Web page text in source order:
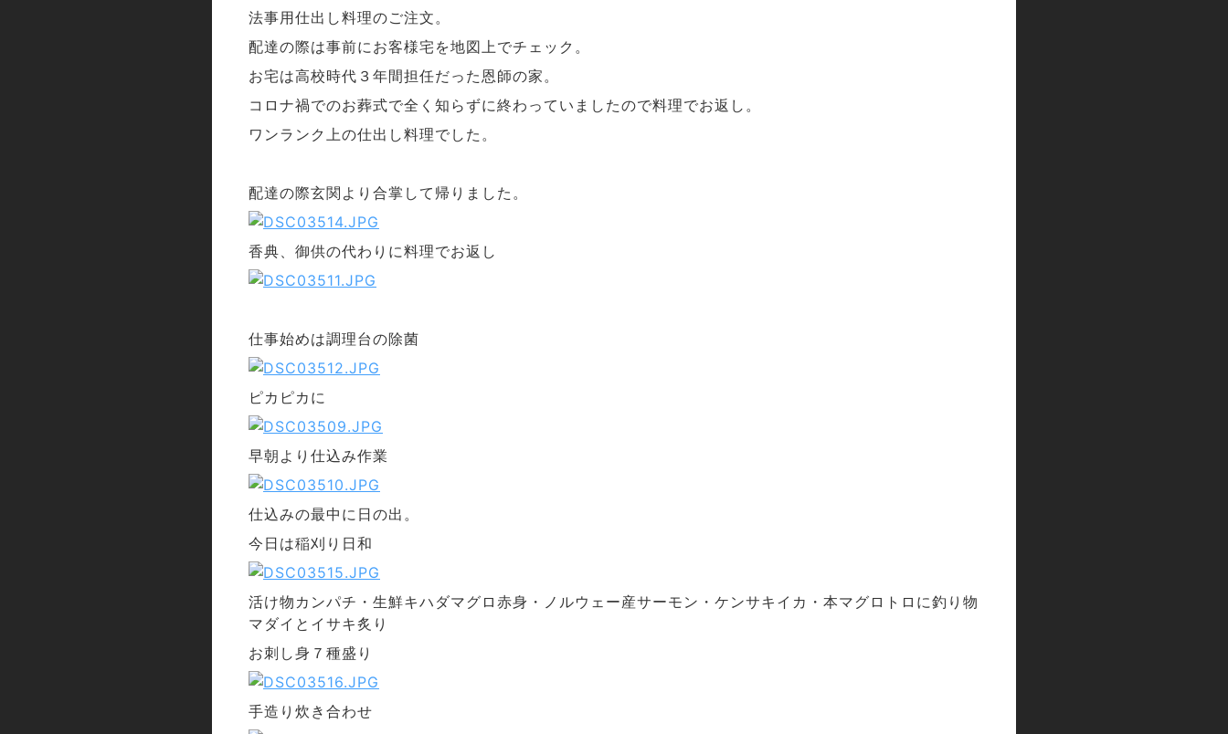
法事用仕出し料理のご注文。
配達の際は事前にお客様宅を地図上でチェック。
お宅は高校時代３年間担任だった恩師の家。
コロナ禍でのお葬式で全く知らずに終わっていましたので料理でお返し。
ワンランク上の仕出し料理でした。
配達の際玄関より合掌して帰りました。
香典、御供の代わりに料理でお返し
仕事始めは調理台の除菌
ピカピカに
早朝より仕込み作業
仕込みの最中に日の出。
今日は稲刈り日和
活け物カンパチ・生鮮キハダマグロ赤身・ノルウェー産サーモン・ケンサキイカ・本マグロトロに釣り物
マダイとイサキ炙り
お刺し身７種盛り
手造り炊き合わせ